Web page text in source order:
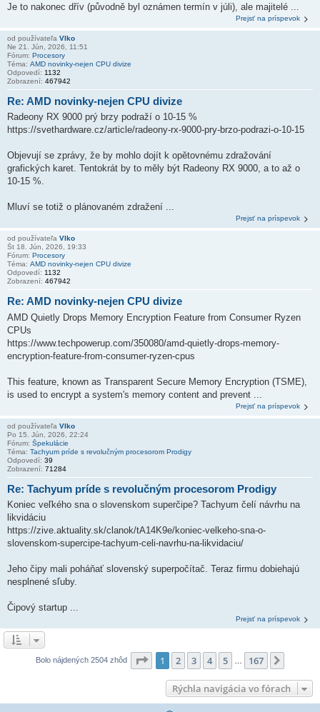
Je to nakonec dřív (původně byl oznámen termín v júli), ale majitelé ...
Prejsť na príspevok
od používateľa Vlko
Ne 21. Jún, 2026, 11:51
Fórum: Procesory
Téma: AMD novinky-nejen CPU divize
Odpovedí: 1132
Zobrazení: 467942
Re: AMD novinky-nejen CPU divize
Radeony RX 9000 prý brzy podraží o 10-15 %
https://svethardware.cz/article/radeony-rx-9000-pry-brzo-podrazi-o-10-15
Objevují se zprávy, že by mohlo dojít k opětovnému zdražování
grafických karet. Tentokrát by to měly být Radeony RX 9000, a to až o
10-15 %.
Mluví se totiž o plánovaném zdražení ...
Prejsť na príspevok
od používateľa Vlko
Št 18. Jún, 2026, 19:33
Fórum: Procesory
Téma: AMD novinky-nejen CPU divize
Odpovedí: 1132
Zobrazení: 467942
Re: AMD novinky-nejen CPU divize
AMD Quietly Drops Memory Encryption Feature from Consumer Ryzen
CPUs
https://www.techpowerup.com/350080/amd-quietly-drops-memory-
encryption-feature-from-consumer-ryzen-cpus
This feature, known as Transparent Secure Memory Encryption (TSME),
is used to encrypt a system's memory content and prevent ...
Prejsť na príspevok
od používateľa Vlko
Po 15. Jún, 2026, 22:24
Fórum: Špekulácie
Téma: Tachyum príde s revolučným procesorom Prodigy
Odpovedí: 39
Zobrazení: 71284
Re: Tachyum príde s revolučným procesorom Prodigy
Koniec veľkého sna o slovenskom superčipe? Tachyum čelí návrhu na
likvidáciu
https://zive.aktuality.sk/clanok/tA14K9e/koniec-velkeho-sna-o-
slovenskom-supercipe-tachyum-celi-navrhu-na-likvidaciu/
Jeho čipy mali poháňať slovenský superpočítač. Teraz firmu dobiehajú
nesplnené sľuby.
Čipový startup ...
Prejsť na príspevok
Bolo nájdených 2504 zhôd Strana z167
1 2 3 4 5 167
Rýchla navigácia vo fórach